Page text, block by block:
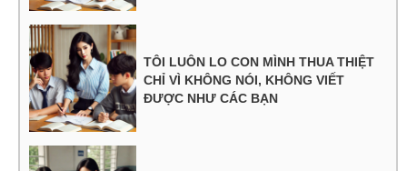
TÔI LUÔN LO CON MÌNH THUA THIỆT
CHỈ VÌ KHÔNG NÓI, KHÔNG VIẾT
ĐƯỢC NHƯ CÁC BẠN